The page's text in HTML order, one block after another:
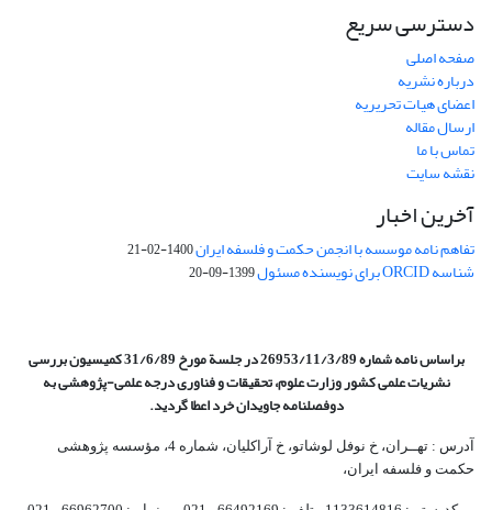
دسترسی سریع
صفحه اصلی
درباره نشریه
اعضای هیات تحریریه
ارسال مقاله
تماس با ما
نقشه سایت
آخرین اخبار
تفاهم نامه موسسه با انجمن حکمت و فلسفه ایران1400-02-21
شناسه ORCID برای نویسنده مسئول 1399-09-20
براساس نامه شماره 26953/11/3/89 در جلسة مورخ 31/6/89 کمیسیون
بررسی
نشریات علمی کشور وزارت علوم، تحقیقات و فناوری درجه علمی‌-پژوهشیبه
دوفصلنامه جاویدان خرد اعطا گردید.
آدرس : تهــران، خ نوفل لوشاتو، خ آراکلیان، شماره 4،‌ مؤسسه پژوهشی
حکمت و فلسفه ایران،‌